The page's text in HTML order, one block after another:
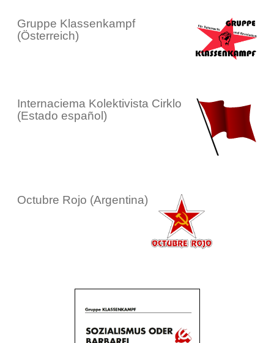
Gruppe Klassenkampf
(Österreich)
Internaciema Kolektivista Cirklo
(Estado español)
Octubre Rojo (Argentina)